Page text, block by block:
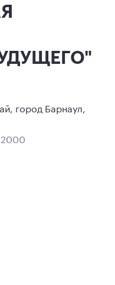
, город Барнаул,
2000